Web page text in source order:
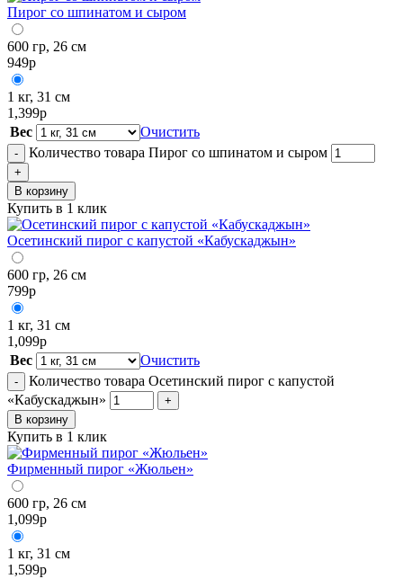
Пирог со шпинатом и сыром
600 гр, 26 см
949р
1 кг, 31 см
1,399р
Вес
Очистить
- Количество товара Пирог со шпинатом и сыром
+
В корзину
Купить в 1 клик
Осетинский пирог с капустой «Кабускаджын»
600 гр, 26 см
799р
1 кг, 31 см
1,099р
Вес
Очистить
-
Количество товара Осетинский пирог с капустой
«Кабускаджын»
+
В корзину
Купить в 1 клик
Фирменный пирог «Жюльен»
600 гр, 26 см
1,099р
1 кг, 31 см
1,599р